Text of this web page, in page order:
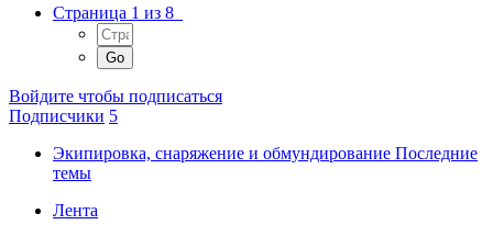
Страница 1 из 8
Войдите чтобы подписаться
Подписчики 5
Экипировка, снаряжение и обмундирование Последние
темы
Лента